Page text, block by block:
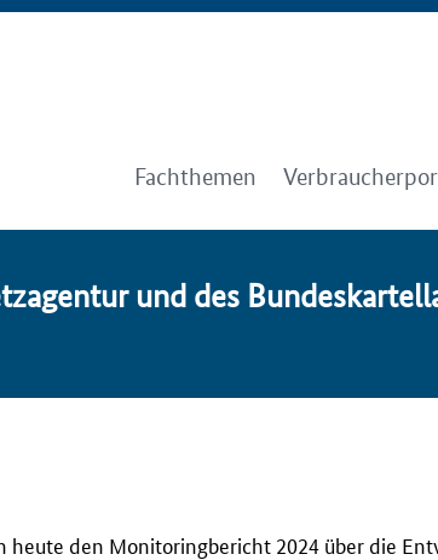
Fachthemen
und des
heute den Monitoringbericht 2024 über die